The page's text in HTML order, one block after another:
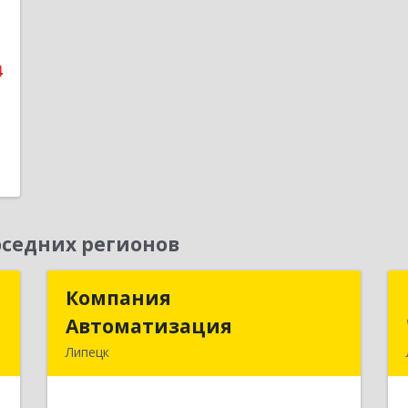
регионов
Компания
Автоматизация
Липецк
Автоматизация